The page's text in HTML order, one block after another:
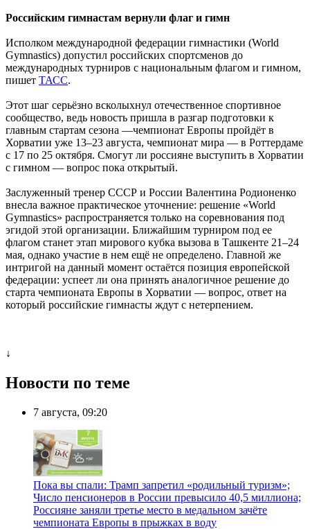
Российским гимнастам вернули флаг и гимн
Исполком международной федерации гимнастики (World
Gymnastics) допустил российских спортсменов до
международных турниров с национальным флагом и гимном,
пишет ТАСС.
Этот шаг серьёзно всколыхнул отечественное спортивное
сообщество, ведь новость пришла в разгар подготовки к
главным стартам сезона —чемпионат Европы пройдёт в
Хорватии уже 13–23 августа, чемпионат мира — в Роттердаме
с 17 по 25 октября. Смогут ли россияне выступить в Хорватии
с гимном — вопрос пока открытый.
Заслуженный тренер СССР и России Валентина Родионенко
внесла важное практическое уточнение: решение «World
Gymnastics» распространяется только на соревнования под
эгидой этой организации. Ближайшим турниром под ее
флагом станет этап мирового кубка вызова в Ташкенте 21–24
мая, однако участие в нем ещё не определено. Главной же
интригой на данный момент остаётся позиция европейской
федерации: успеет ли она принять аналогичное решение до
старта чемпионата Европы в Хорватии — вопрос, ответ на
который российские гимнасты ждут с нетерпением.
↓
Новости по теме
7 августа, 09:20
Пока вы спали: Трамп запретил «родильный туризм»;
Число пенсионеров в России превысило 40,5 миллиона;
Россияне заняли третье место в медальном зачёте
чемпионата Европы в прыжках в воду